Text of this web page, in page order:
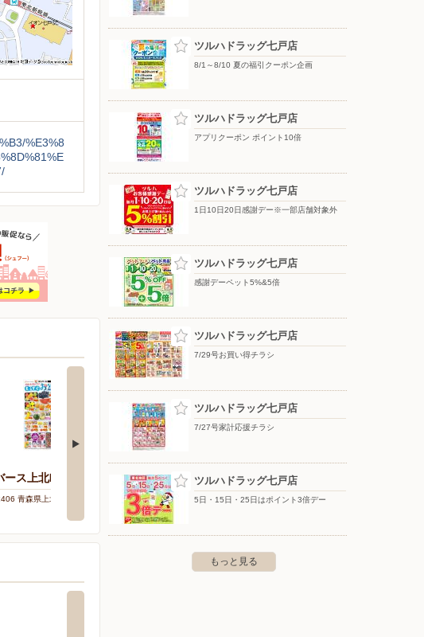
%E3%8
ース上北町店
青森県上北郡東北町旭北1-680-1
シュフー
〒108-0023 東京都港区芝浦3-19-26 TOPPAN芝浦ビル
ツルハドラッグ七戸店
8/1～8/10 夏の福引クーポン企画
ツルハドラッグ七戸店
アプリクーポン ポイント10倍
ツルハドラッグ七戸店
1日10日20日感謝デー※一部店舗対象外
ツルハドラッグ七戸店
感謝デーペット5%&5倍
ツルハドラッグ七戸店
7/29号お買い得チラシ
ツルハドラッグ七戸店
7/27号家計応援チラシ
ツルハドラッグ七戸店
5日・15日・25日はポイント3倍デー
もっと見る